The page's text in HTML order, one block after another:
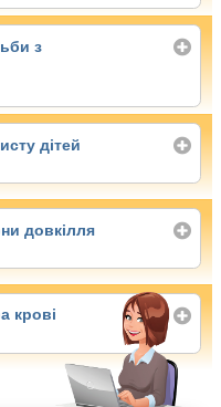
з
дітей
довкілля
крові